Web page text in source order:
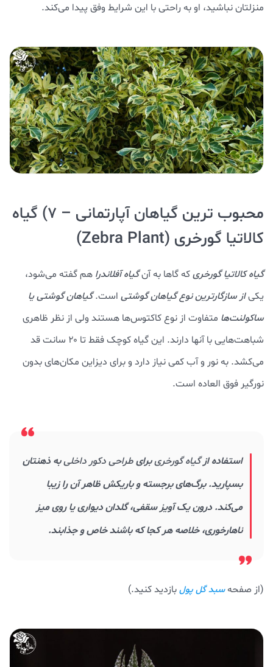
منزلتان نباشید، او به راحتی با این شرایط وفق پیدا می‌کند.
محبوب ترین گیاهان آپارتمانی – ۷) گیاه
کالاتیا گورخری (Zebra Plant)
گیاه کالاتیا گورخریکه گاها به آنگیاه آفلاندرا هم گفته می‌شود،
یکیاز سازگارترین نوع گیاهان گوشتی است.گیاهان گوشتی یا
ساکولنت‌ها متفاوت از نوع کاکتوس‌ها هستند ولی از نظر ظاهری
شباهت‌هایی با آنها دارند. این گیاه کوچک فقط تا ۲۰ سانت قد
می‌کشد. به نور و آب کمی نیاز دارد و برای دیزاین مکان‌های بدون
نورگیر فوق العاده است.
استفاده ازگیاه گورخریبرایطراحی دکور داخلیبه ذهنتان
بسپارید. برگ‌های برجسته و باریکش ظاهر آن را زیبا
می‌کند. درون یک آویز سقفی، گلدان دیواری یا روی میز
ناهارخوری، خلاصه هر کجا که باشند خاص و جذابند.
(از صفحهسبد گل پولبازدید کنید.)